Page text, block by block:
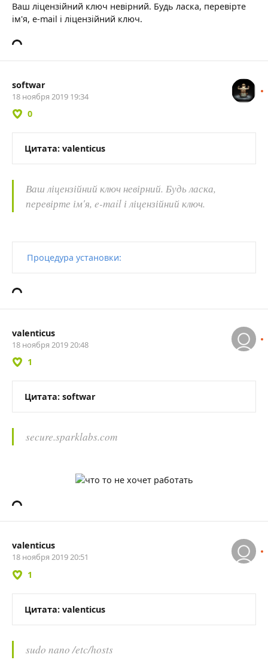
Ваш ліцензійний ключ невірний. Будь ласка, перевірте
ім'я, e-mail і ліцензійний ключ.
softwar
18 ноября 2019 19:34
0
Цитата: valenticus
Ваш ліцензійний ключ невірний. Будь ласка,
перевірте ім'я, e-mail і ліцензійний ключ.
Процедура установки:
valenticus
18 ноября 2019 20:48
1
Цитата: softwar
secure.sparklabs.com
valenticus
18 ноября 2019 20:51
1
Цитата: valenticus
sudo nano /etc/hosts